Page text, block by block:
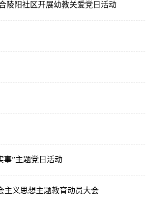
陵阳社区开展幼教关爱党日活动
事”主题党日活动
主义思想主题教育动员大会